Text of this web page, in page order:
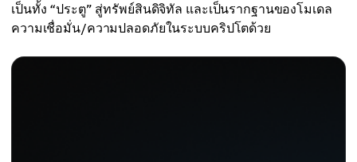
เป็นทั้ง “ประตู” สู่ทรัพย์สินดิจิทัล และเป็นรากฐานของโมเดล
ความเชื่อมั่น/ความปลอดภัยในระบบคริปโตด้วย